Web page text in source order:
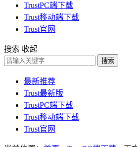
TrustPC端下载
Trust移动端下载
Trust官网
搜索 收起
搜索
最新推荐
Trust最新版
TrustPC端下载
Trust移动端下载
Trust官网